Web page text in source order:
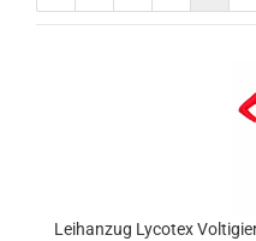
Leihanzug Lycotex